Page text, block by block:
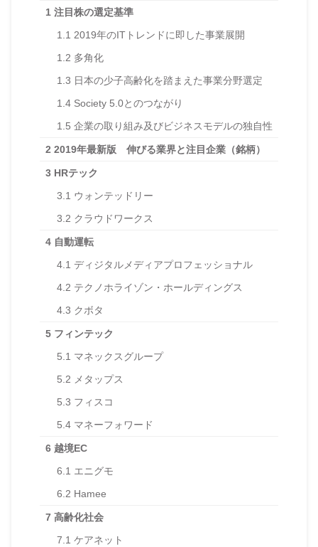
1 注目株の選定基準
1.1 2019年のITトレンドに即した事業展開
1.2 多角化
1.3 日本の少子高齢化を踏まえた事業分野選定
1.4 Society 5.0とのつながり
1.5 企業の取り組み及びビジネスモデルの独自性
2 2019年最新版 伸びる業界と注目企業（銘柄）
3 HRテック
3.1 ウォンテッドリー
3.2 クラウドワークス
4 自動運転
4.1 ディジタルメディアプロフェッショナル
4.2 テクノホライゾン・ホールディングス
4.3 クボタ
5 フィンテック
5.1 マネックスグループ
5.2 メタップス
5.3 フィスコ
5.4 マネーフォワード
6 越境EC
6.1 エニグモ
6.2 Hamee
7 高齢化社会
7.1 ケアネット